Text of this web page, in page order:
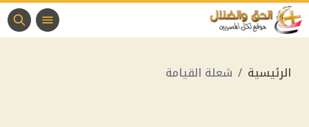
الرئيسية شعلة القيامة